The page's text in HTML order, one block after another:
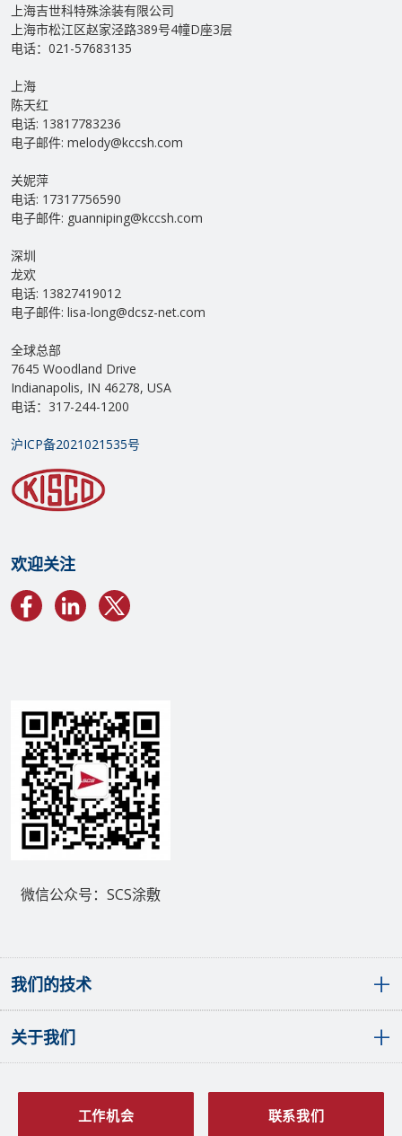
上海吉世科特殊涂装有限公司
上海市松江区赵家泾路389号4幢D座3层
电话：021-57683135
上海
陈天红
电话: 13817783236
电子邮件: melody@kccsh.com
关妮萍
电话: 17317756590
电子邮件: guanniping@kccsh.com
深圳
龙欢
电话: 13827419012
电子邮件: lisa-long@dcsz-net.com
全球总部
7645 Woodland Drive
Indianapolis, IN 46278, USA
电话：317-244-1200
沪ICP备2021021535号
欢迎关注
微信公众号：SCS涂敷
我们的技术
敷形涂层概览
聚对二甲苯（派瑞林）敷形涂层
SCS PlasmaGuard™涂层
关于我们
工作机会 联系我们